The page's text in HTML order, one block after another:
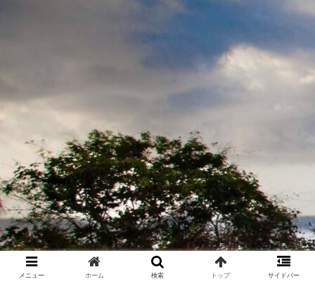
メニュー ホーム 検索 トップ サイドバー